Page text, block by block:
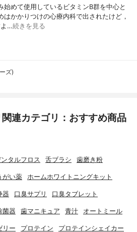
始めて使用しているビタミンB群を中心と
はかかりつけの心療内科で出されたけど，
よ…続きを見る
ズ)
連カテゴリ：おすすめ商品
タルフロス 舌ブラシ 歯磨き粉
がい薬 ホームホワイトニングキット
器 口臭サプリ 口臭タブレット
菌器 歯マニキュア 青汁 オートミール
リー プロテイン プロテインシェイカー